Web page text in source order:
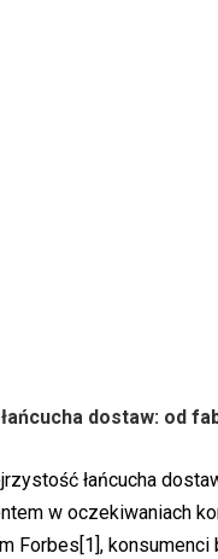
dostaw: od
łańcucha
w oczekiwaniach
Forbes[1], konsumenci